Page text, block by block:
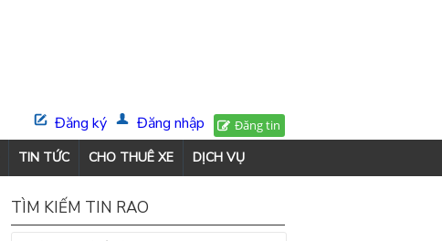
Đăng tin
Đăng nhập
Đăng ký
TIN TỨC CHO THUÊ XE DỊCH VỤ
TÌM KIẾM TIN RAO